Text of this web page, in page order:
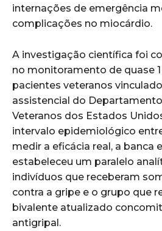
internações de emergência
complicações no miocárdio.
A investigação científica foi
no monitoramento de quase
pacientes veteranos
assistencial do
Veteranos dos Estados
intervalo epidemiológico
medir a eficácia real, a banca
estabeleceu um paralelo
indivíduos que receberam
contra a gripe e o grupo que
bivalente atualizado
antigripal.